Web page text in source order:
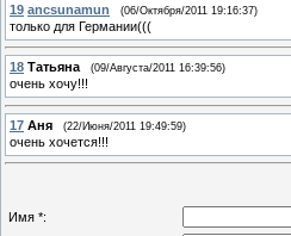
19 ancsunamun (06/Октября/2011 19:16:37)
только для Германии(((
18 Татьяна (09/Августа/2011 16:39:56)
очень хочу!!!
17 Аня (22/Июня/2011 19:49:59)
очень хочется!!!
Имя *: